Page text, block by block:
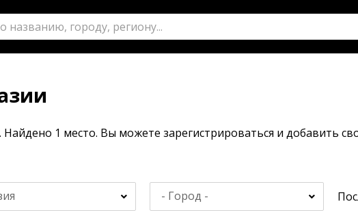
Найдено 1 место. Вы можете зарегистрироваться и добавить